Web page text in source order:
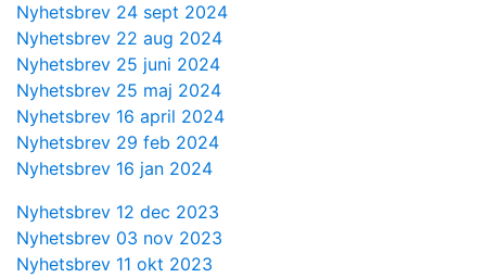
Nyhetsbrev 24 sept 2024
Nyhetsbrev 22 aug 2024
Nyhetsbrev 25 juni 2024
Nyhetsbrev 25 maj 2024
Nyhetsbrev 16 april 2024
Nyhetsbrev 29 feb 2024
Nyhetsbrev 16 jan 2024
Nyhetsbrev 12 dec 2023
Nyhetsbrev 03 nov 2023
Nyhetsbrev 11 okt 2023